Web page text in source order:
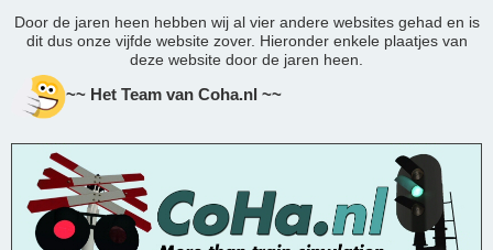
Door de jaren heen hebben wij al vier andere websites gehad en is
dit dus onze vijfde website zover. Hieronder enkele plaatjes van
deze website door de jaren heen.
~~ Het Team van Coha.nl ~~